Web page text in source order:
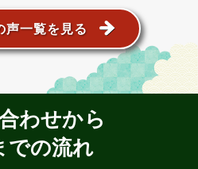
声一覧を見る
わせから
での流れ